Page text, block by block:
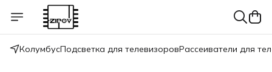
КолумбусПодсветка для телевизоровРассеиватели для